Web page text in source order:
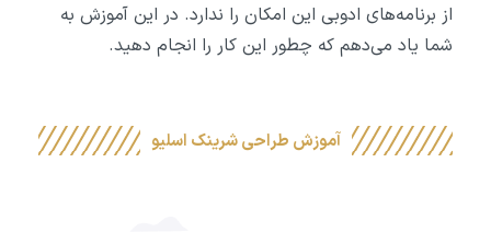
از برنامه‌های ادوبی این امکان را ندارد. در این آموزش به
شما یاد می‌دهم که چطور این کار را انجام دهید.
آموزش طراحی شرینک اسلیو